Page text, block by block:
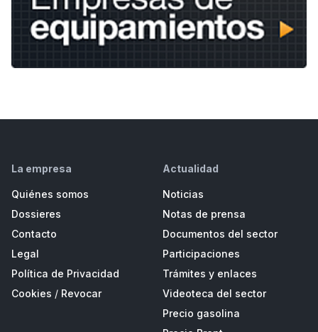
La empresa
Quiénes somos
Dossieres
Contacto
Legal
Política de Privacidad
Cookies / Revocar
Actualidad
Noticias
Notas de prensa
Documentos del sector
Participaciones
Trámites y enlaces
Videoteca del sector
Precio gasolina